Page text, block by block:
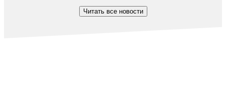
Читать все новости